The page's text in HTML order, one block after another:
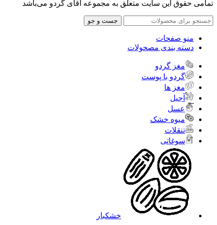
تمامی حقوق این سایت متعلق به مجموعه آقای گردو می‌باشد
جست و جو
منو صفحات
دسته بندی مصحولات
مغز گردو
گردو با پوست
مغز ها
آجیل
عسل
میوه خشک
تنقلات
سوغاتی
خشکبار